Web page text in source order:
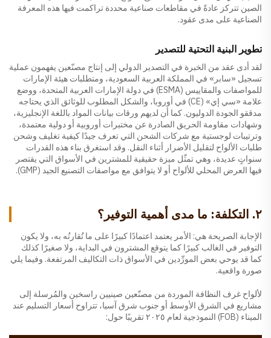
الصين تتركز عادةً في مقاطعات صناعية محددة تراكمت فيها هذه المعرفة
الصناعية على مدى عقود.
تطوير البنية التحتية للتصدير
لقد أدى عقد من الخبرة في التصدير الدولي إلى إنتاج مصنّعين يفهمون عملية
تسجيل «سابر» في المملكة العربية السعودية، ومتطلبات هيئة الإمارات
للمواصفات والمقاييس (ESMA) في دولة الإمارات العربية المتحدة، ووضع
علامة «سي إي» (CE) في أوروبا، والشكل المطلوب للوثائق الذي يحتاجه
مدققو الجودة الدوليون. كما أن لديهم ورقات بيانات المواد باللغة الإنجليزية،
وشهادات مقاومة الحريق الصادرة عن مختبرات أوروبية أو دولية معتمدة،
وترتيبات لوجستية مع شركات الشحن التي تعرف جيدًا كيفية تغليف وشحن
طلبات الألواح لتقليل الأضرار أثناء النقل. وقد استغرق بناء هذه القدرات
سنواتٍ عديدة، وهي تمثّل ميزة حقيقية للمشترين في الأسواق التي يقتصر
فيها العرض المحلي للألواح أو لا يتوافق مع مواصفات التصنيع الجيد (GMP).
٢. التكلفة: ما مدى أهمية التوفير؟
الإجابة الصريحة هي: الأمر يعتمد اعتمادًا كبيرًا على ما تُقارنُه به، ولا يكون
التوفير في الغالب كبيرًا كما يتوقع المشترون في البداية، ولا صغيرًا كذلك
كما قد يوحي بعض المورِّدين في الأسواق ذات التكاليف المرتفعة. وفيما يلي
صورة واقعية.
لألواح غرف النظافة الموردة من مصنّعين صينيين راسخين والمُرسلة إلى
مشاريع في الشرق الأوسط أو جنوب شرق آسيا، تتراوح أسعار التسليم عند
الميناء (FOB) النموذجية لعام ٢٠٢٥ تقريبًا حول: